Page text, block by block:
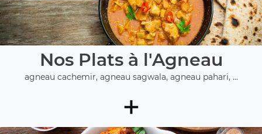
Nos Plats à l'Agneau
agneau cachemir, agneau sagwala, agneau pahari, ...
+